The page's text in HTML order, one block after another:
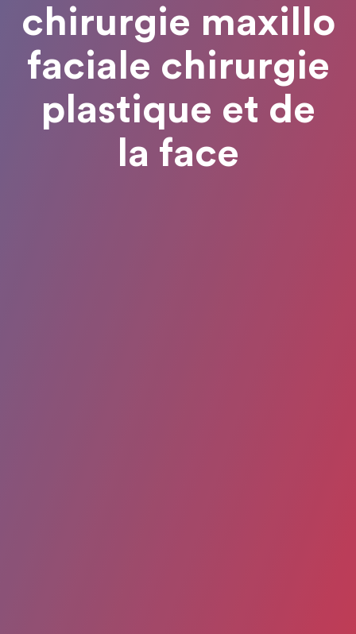
chirurgie maxillo
faciale chirurgie
plastique et de
la face